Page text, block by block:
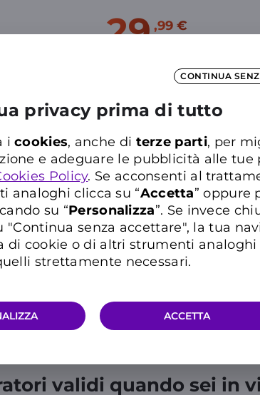
CONTINUA
privacy prima di tutto
icookies, anche di terze parti, per
e adeguare le pubblicità alle tue
Policy. Se acconsenti al
analoghi clicca su “Accetta” oppure
su “Personalizza”. Se invece
"Continua senza accettare", la tua
di cookie o di altri strumenti analoghi
strettamente necessari.
ACCETTA
29,99 €
a come assicurare i tuoi
alle tue esigenze di protezione e viaggia
GiroxilMondo
Protezione da imprevisti e spese
mediche per il tuo viaggio
viaggi
validi quando sei in